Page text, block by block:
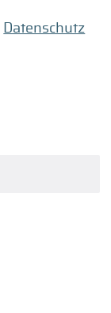
Datenschutz